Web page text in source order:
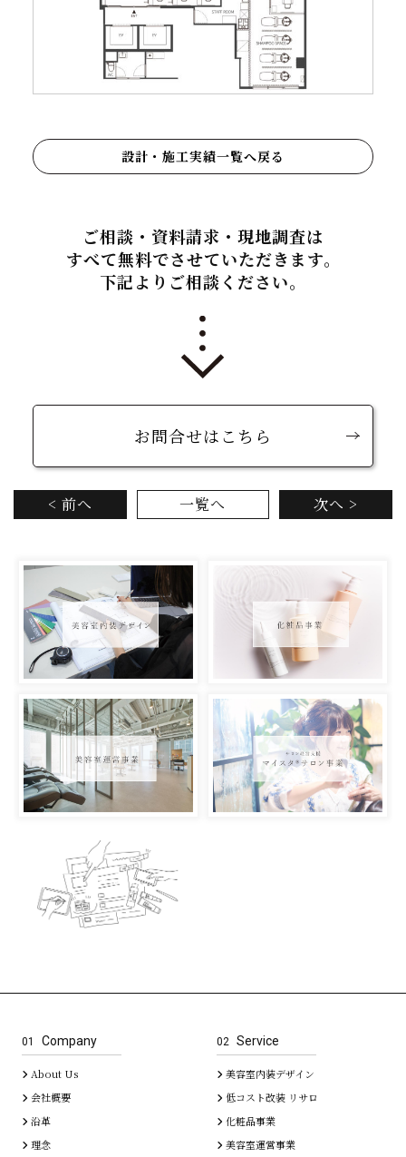
設計・施工実績一覧へ戻る
ご相談・資料請求・現地調査は
すべて無料でさせていただきます。
下記よりご相談ください。
お問合せはこちら
< 前へ 一覧へ 次へ >
01 Company
About Us
会社概要
沿革
理念
02 Service
美容室内装デザイン
低コスト改装 リサロ
化粧品事業
美容室運営事業